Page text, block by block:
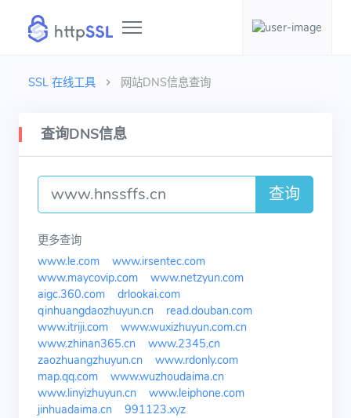
SSL 在线工具 网站DNS信息查询
查询DNS信息
查询
更多查询
www.le.com
www.irsentec.com
www.maycovip.com
www.netzyun.com
aigc.360.com
drlookai.com
qinhuangdaozhuyun.cn
read.douban.com
www.itriji.com
www.wuxizhuyun.com.cn
www.zhinan365.cn
www.2345.cn
zaozhuangzhuyun.cn
www.rdonly.com
map.qq.com
www.wuzhoudaima.cn
www.linyizhuyun.cn
www.leiphone.com
jinhuadaima.cn
991123.xyz